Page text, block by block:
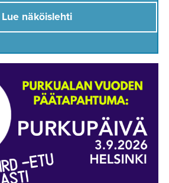
Lue näköislehti